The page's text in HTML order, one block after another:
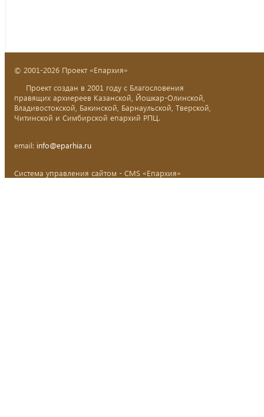
© 2001-2026 Проект «Епархия»
Проект создан в 2001 году с Благословения
правящих архиереев Казанской, Йошкар-Олинской,
Владивостокской, Бакинской, Барнаульской, Тверской,
Читинской и Симбирской епархий РПЦ.
email: info@eparhia.ru
Система управления сайтом - CMS «Епархия»